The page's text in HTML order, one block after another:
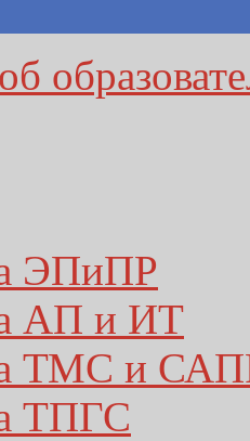
ЭПиПР
АП и ИТ
ТМС и
ТПГС